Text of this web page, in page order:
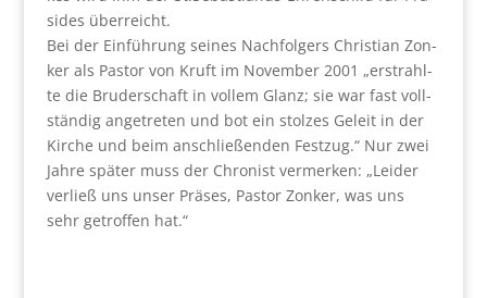
si­des über­reicht.
Bei der Ein­füh­rung sei­nes Nach­fol­gers Chris­ti­an Zon­
ker als Pas­tor von Kruft im Novem­ber 2001 „erstrahl­
te die Bru­der­schaft in vol­lem Glanz; sie war fast voll­
stän­dig ange­tre­ten und bot ein stol­zes Geleit in der
Kir­che und beim anschlie­ßen­den Fest­zug.“ Nur zwei
Jah­re spä­ter muss der Chro­nist ver­mer­ken: „Lei­der
ver­ließ uns unser Prä­ses, Pas­tor Zon­ker, was uns
sehr getrof­fen hat.“